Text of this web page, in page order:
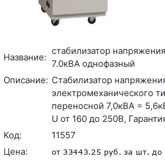
Название:
стабилизатор
7.0кВА однофазный
Описание: Стабилизатор
электромеханического
переносной 7,0кВА =
U от 160 до 250В,
Код:
11557
Цена: